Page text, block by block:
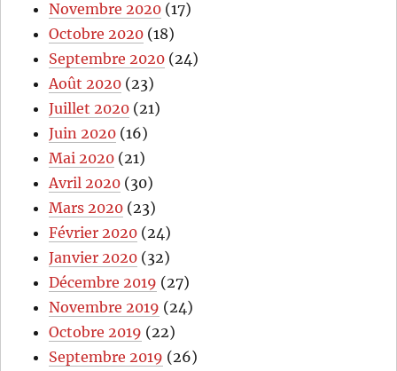
Novembre 2020 (17)
Octobre 2020 (18)
Septembre 2020 (24)
Août 2020 (23)
Juillet 2020 (21)
Juin 2020 (16)
Mai 2020 (21)
Avril 2020 (30)
Mars 2020 (23)
Février 2020 (24)
Janvier 2020 (32)
Décembre 2019 (27)
Novembre 2019 (24)
Octobre 2019 (22)
Septembre 2019 (26)